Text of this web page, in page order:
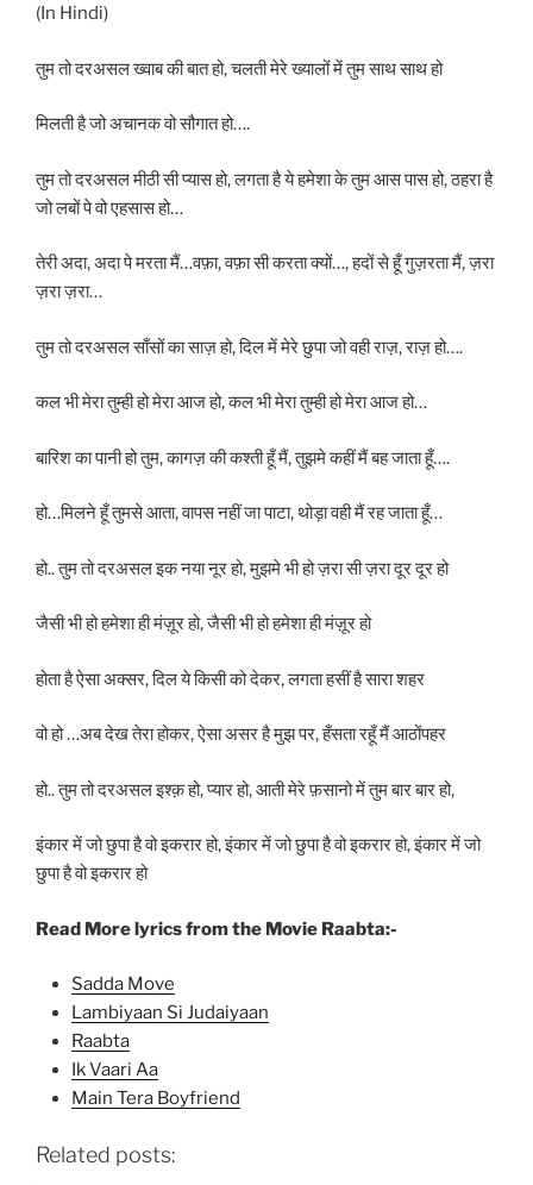
(In Hindi)
तुम तो दरअसल ख्वाब की बात हो, चलती मेरे ख्यालों में तुम साथ साथ हो
मिलती है जो अचानक वो सौगात हो….
तुम तो दरअसल मीठी सी प्यास हो, लगता है ये हमेशा के तुम आस पास हो, ठहरा है
जो लबों पे वो एहसास हो…
तेरी अदा, अदा पे मरता मैं…वफ़ा, वफ़ा सी करता क्यों…, हदों से हूँ गुज़रता मैं, ज़रा
ज़रा ज़रा…
तुम तो दरअसल साँसों का साज़ हो, दिल में मेरे छुपा जो वही राज़, राज़ हो….
कल भी मेरा तुम्ही हो मेरा आज हो, कल भी मेरा तुम्ही हो मेरा आज हो…
बारिश का पानी हो तुम, कागज़ की कश्ती हूँ मैं, तुझमे कहीं मैं बह जाता हूँ….
हो…मिलने हूँ तुमसे आता, वापस नहीं जा पाटा, थोड़ा वही मैं रह जाता हूँ…
हो.. तुम तो दरअसल इक नया नूर हो, मुझमे भी हो ज़रा सी ज़रा दूर दूर हो
जैसी भी हो हमेशा ही मंज़ूर हो, जैसी भी हो हमेशा ही मंज़ूर हो
होता है ऐसा अक्सर, दिल ये किसी को देकर, लगता हसीं है सारा शहर
वो हो …अब देख तेरा होकर, ऐसा असर है मुझ पर, हँसता रहूँ मैं आठोंपहर
हो.. तुम तो दरअसल इश्क़ हो, प्यार हो, आती मेरे फ़सानो में तुम बार बार हो,
इंकार में जो छुपा है वो इकरार हो, इंकार में जो छुपा है वो इकरार हो, इंकार में जो
छुपा है वो इकरार हो
Read More lyrics from the Movie Raabta:-
Sadda Move
Lambiyaan Si Judaiyaan
Raabta
Ik Vaari Aa
Main Tera Boyfriend
Related posts: